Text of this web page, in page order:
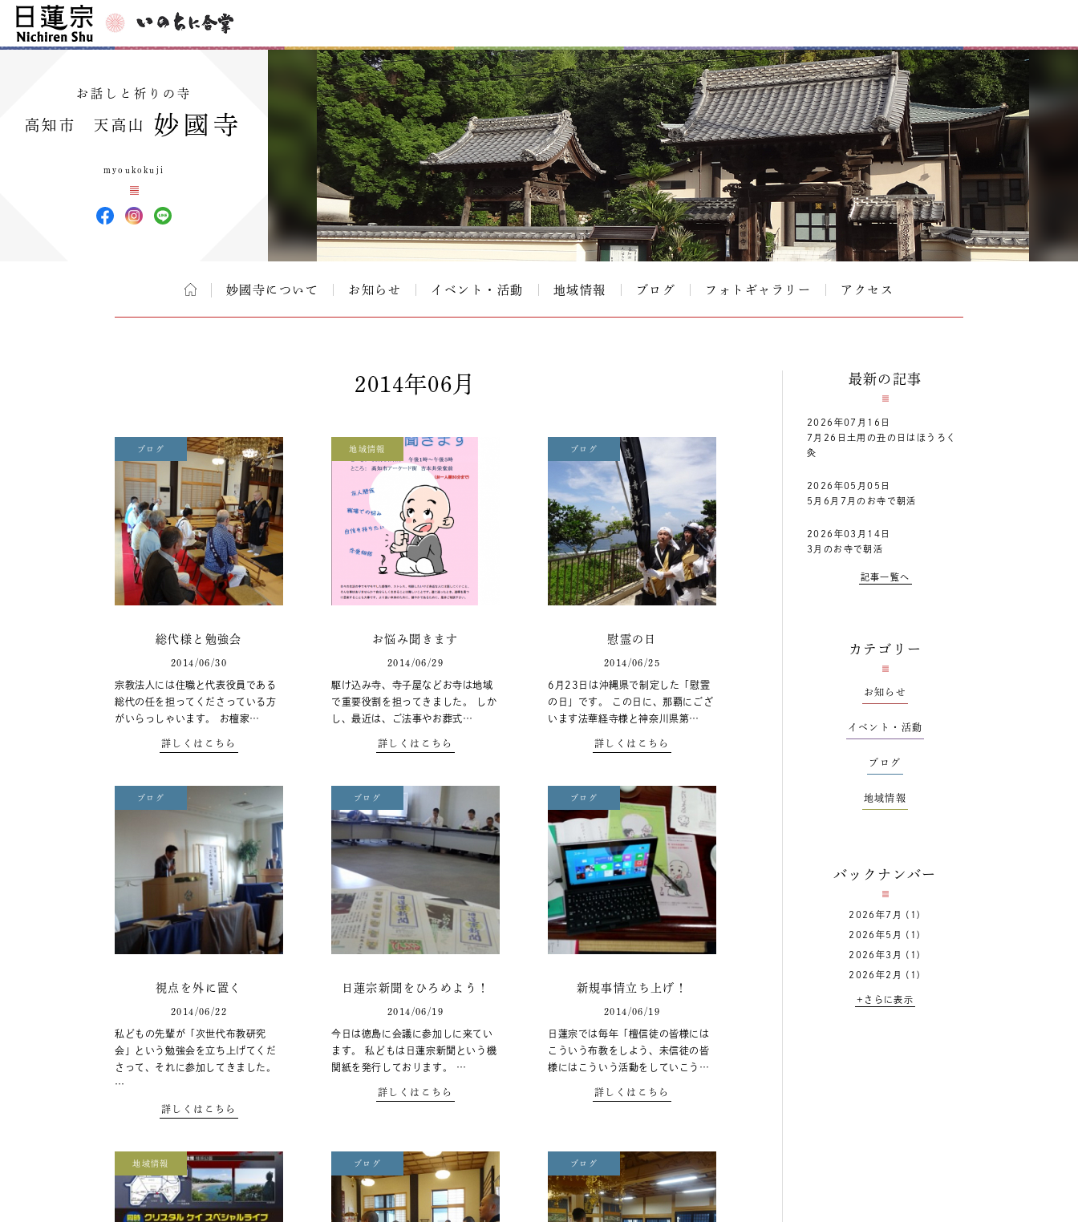
お話しと祈りの寺
高知市 天高山 妙國寺
myoukokuji
妙國寺について お知らせ イベント・活動 地域情報 ブログ フォトギャラリー アクセス
2014年06月
ブログ
総代様と勉強会
2014/06/30
宗教法人には住職と代表役員である
総代の任を担ってくださっている方
がいらっしゃいます。 お檀家…
詳しくはこちら
地域情報
お悩み聞きます
2014/06/29
駆け込み寺、寺子屋などお寺は地域
で重要役割を担ってきました。 しか
し、最近は、ご法事やお葬式…
詳しくはこちら
ブログ
慰霊の日
2014/06/25
6月23日は沖縄県で制定した「慰霊
の日」です。 この日に、那覇にござ
います法華経寺様と神奈川県第…
詳しくはこちら
ブログ
視点を外に置く
2014/06/22
私どもの先輩が「次世代布教研究
会」という勉強会を立ち上げてくだ
さって、それに参加してきました。
…
詳しくはこちら
ブログ
日蓮宗新聞をひろめよう！
2014/06/19
今日は徳島に会議に参加しに来てい
ます。 私どもは日蓮宗新聞という機
関紙を発行しております。 …
詳しくはこちら
ブログ
新規事情立ち上げ！
2014/06/19
日蓮宗では毎年「檀信徒の皆様には
こういう布教をしよう、未信徒の皆
様にはこういう活動をしていこう…
詳しくはこちら
地域情報 ブログ ブログ
最新の記事
2026年07月16日
7月26日土用の丑の日はほうろく
灸
2026年05月05日
5月6月7月のお寺で朝活
2026年03月14日
3月のお寺で朝活
記事一覧へ
カテゴリー
お知らせ
イベント・活動
ブログ
地域情報
バックナンバー
2026年7月 (1)
2026年5月 (1)
2026年3月 (1)
2026年2月 (1)
+さらに表示